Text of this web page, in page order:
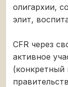
олигархии,
элит,
CFR через
активное
(конкретный